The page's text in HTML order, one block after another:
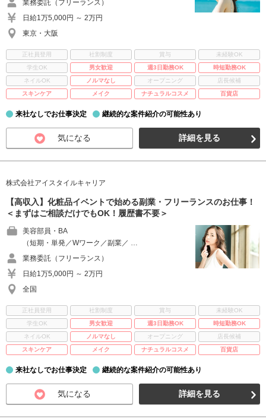
業務委託（フリーランス）
日給1万5,000円 ～ 2万円
東京・大阪
正社員登用 社割制度 賞与
未経験OK
学生OK
男女歓迎 週3日勤務OK
時短勤務OK
ネイルOK
ノルマなし オープニング
店長候補
スキンケア
メイク ナチュラルコスメ 百貨店
来社なしでお仕事決定 継続的な案件紹介の可能性あり
気になる 詳細を見る
株式会社アイスタイルキャリア
【高収入】化粧品イベントで始める副業・フリーランスのお仕事！
＜まずはご相談だけでもOK！履歴書不要＞
美容部員・BA
（短期・単発／Wワーク／副業／ …
業務委託（フリーランス）
日給1万5,000円 ～ 2万円
全国
正社員登用 社割制度 賞与
未経験OK
学生OK
男女歓迎 週3日勤務OK
時短勤務OK
ネイルOK
ノルマなし オープニング
店長候補
スキンケア
メイク ナチュラルコスメ 百貨店
来社なしでお仕事決定 継続的な案件紹介の可能性あり
気になる 詳細を見る